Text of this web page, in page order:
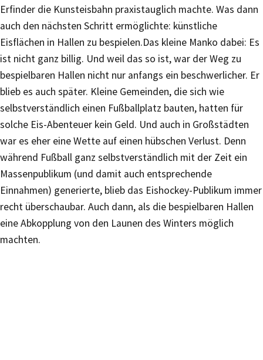
Erfinder die Kunsteisbahn praxistauglich machte. Was dann
auch den nächsten Schritt ermöglichte: künstliche
Eisflächen in Hallen zu bespielen.Das kleine Manko dabei: Es
ist nicht ganz billig. Und weil das so ist, war der Weg zu
bespielbaren Hallen nicht nur anfangs ein beschwerlicher. Er
blieb es auch später. Kleine Gemeinden, die sich wie
selbstverständlich einen Fußballplatz bauten, hatten für
solche Eis-Abenteuer kein Geld. Und auch in Großstädten
war es eher eine Wette auf einen hübschen Verlust. Denn
während Fußball ganz selbstverständlich mit der Zeit ein
Massenpublikum (und damit auch entsprechende
Einnahmen) generierte, blieb das Eishockey-Publikum immer
recht überschaubar. Auch dann, als die bespielbaren Hallen
eine Abkopplung von den Launen des Winters möglich
machten.